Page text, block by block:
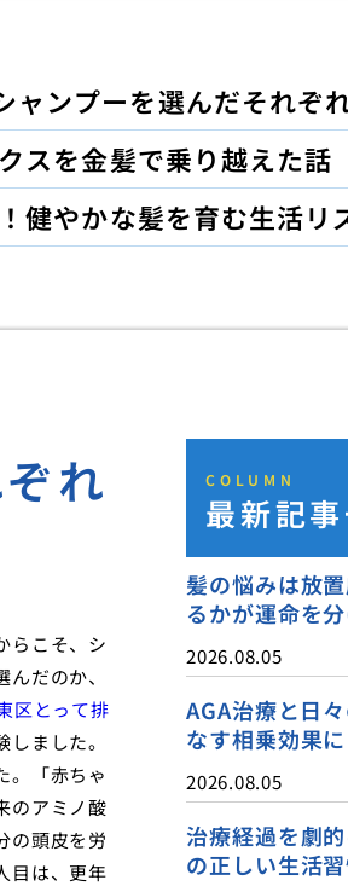
ャンプーを選んだそれぞ
スを金髪で乗り越えた話
健やかな髪を育む生活リ
れ
らこそ、シ
だのか、
区とって排
ました。
。「赤ちゃ
のアミノ酸
の頭皮を労
目は、更年
COLUMN
最新記
髪の悩みは放
るかが運命を
2026.08.05
AGA治療と日
なす相乗効果
2026.08.05
治療経過を劇
の正しい生活